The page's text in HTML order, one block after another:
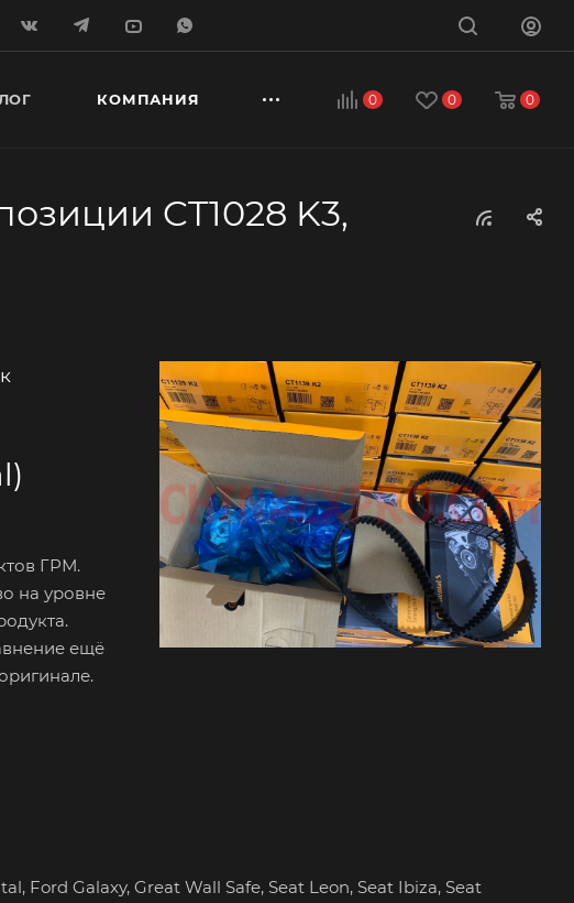
0 0 0
КОМПАНИЯ
CT1028 K3,
ГРМ.
на уровне
ещё
Ford Galaxy, Great Wall Safe, Seat Leon, Seat Ibiza, Seat